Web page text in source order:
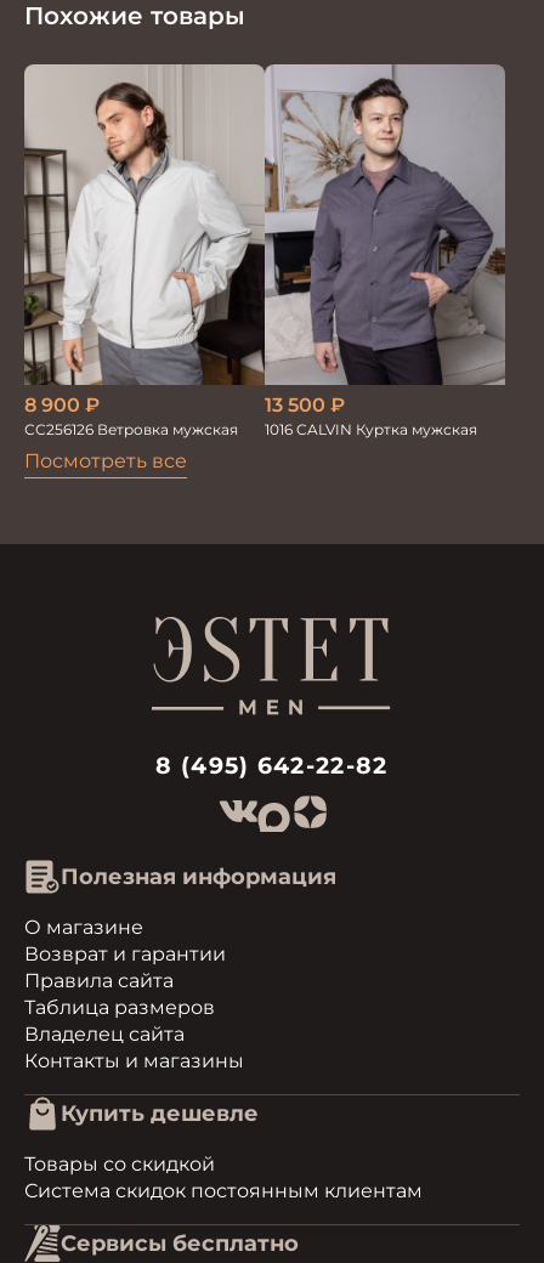
Похожие товары
Посмотреть все
8 900 ₽
СС256126 Ветровка мужская
13 500 ₽
1016 CALVIN Куртка мужская
8 (495) 642-22-82
Полезная информация
О магазине
Возврат и гарантии
Правила сайта
Таблица размеров
Владелец сайта
Контакты и магазины
Купить дешевле
Товары со скидкой
Система скидок постоянным клиентам
Сервисы бесплатно